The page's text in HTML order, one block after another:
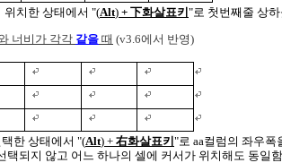
위치한 상태에서 "(Alt) + 下화살표키 "로 첫번째줄 상
너비가 각각 같을 때 (v3.6에서 반영)
한 상태에서 "(Alt) + 右화살표키 "로 aa컬럼의 좌우폭
택되지 않고 어느 하나의 셀에 커서가 위치해도 동일